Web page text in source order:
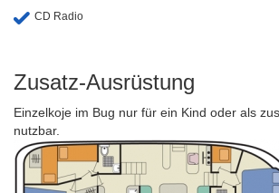
CD Radio
Zusatz-Ausrüstung
Einzelkoje im Bug nur für ein Kind oder als
nutzbar.